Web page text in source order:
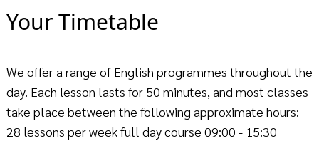
Your Timetable
We offer a range of English programmes throughout the
day. Each lesson lasts for 50 minutes, and most classes
take place between the following approximate hours:
28 lessons per week full day course 09:00 - 15:30